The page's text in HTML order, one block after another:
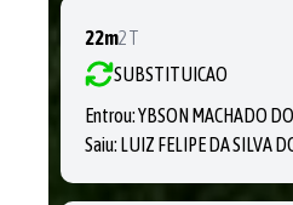
22m2T
SUBSTITUICAO
Entrou:YBSON MACHADO
Saiu: LUIZ FELIPE DA SILVA